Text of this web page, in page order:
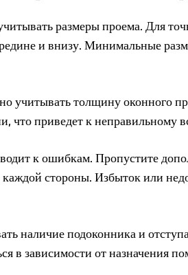
размеры проема. Для
и внизу. Минимальные
учитывать толщину оконного
что приведет к неправильному
к ошибкам. Пропустите
каждой стороны. Избыток или
наличие подоконника и
в зависимости от назначения